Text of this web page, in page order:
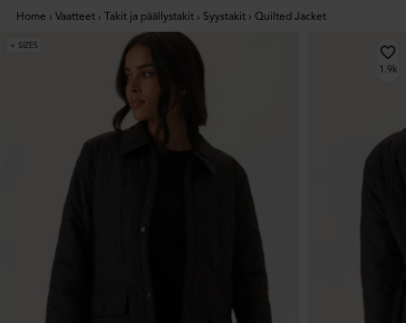
Home › Vaatteet › Takit ja päällystakit › Syystakit › Quilted Jacket
1.9k
+ SIZES